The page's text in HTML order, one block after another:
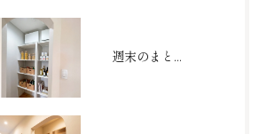
週末のまとめ買いもスッキリ収まる大容量パントリー